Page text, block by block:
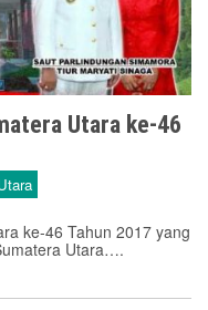
Utara ke-46
ke-46 Tahun 2017 yang
Utara….